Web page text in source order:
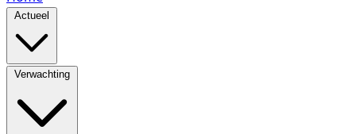
Actueel
Verwachting